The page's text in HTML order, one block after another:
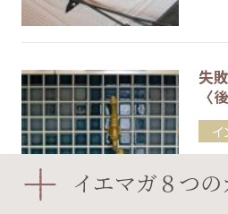
失
〈
イ
#ア
#タ
#ブ
イエマガ８つ